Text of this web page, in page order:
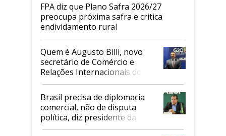
FPA diz que Plano Safra 2026/27
preocupa próxima safra e critica
endividamento rural
Quem é Augusto Billi, novo
secretário de Comércio e
Relações Internacionais do
Mapa
Brasil precisa de diplomacia
comercial, não de disputa
política, diz presidente da
Faesp